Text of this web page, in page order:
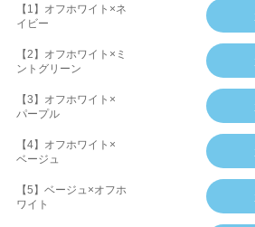
【1】オフホワイト×ネ
イビー
【2】オフホワイト×ミ
ントグリーン
【3】オフホワイト×
パープル
【4】オフホワイト×
ベージュ
【5】ベージュ×オフホ
ワイト